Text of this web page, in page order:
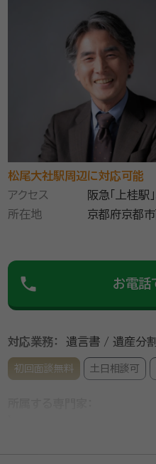
松尾大社駅周辺に対応可能
アクセス
阪急「上桂駅
所在地
京都府京都
phone お電話
対応業務： 遺言書 / 遺産分
初回面談無料 土日相談可